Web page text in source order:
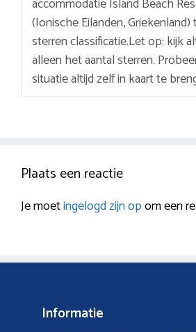
accommodatie Island Beach
(Ionische Eilanden,
sterren classificatie.Let op: kijk
alleen het aantal sterren.
situatie altijd zelf in kaart te
Plaats een reactie
Je moetingelogd zijn opom een
Informatie